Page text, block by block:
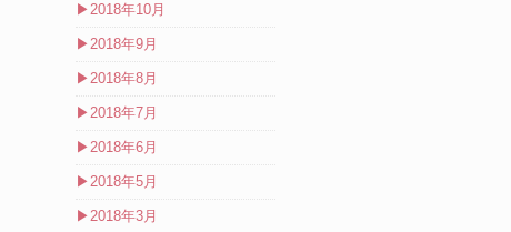
▶2018年10月
▶2018年9月
▶2018年8月
▶2018年7月
▶2018年6月
▶2018年5月
▶2018年3月